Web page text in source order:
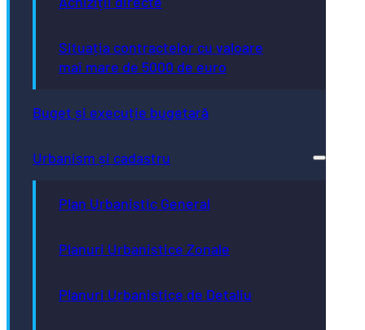
Situația contractelor cu valoare
mai mare de 5000 de euro
Buget și execuție bugetară
Urbanism și cadastru
Plan Urbanistic General
Planuri Urbanistice Zonale
Planuri Urbanistice de Detaliu